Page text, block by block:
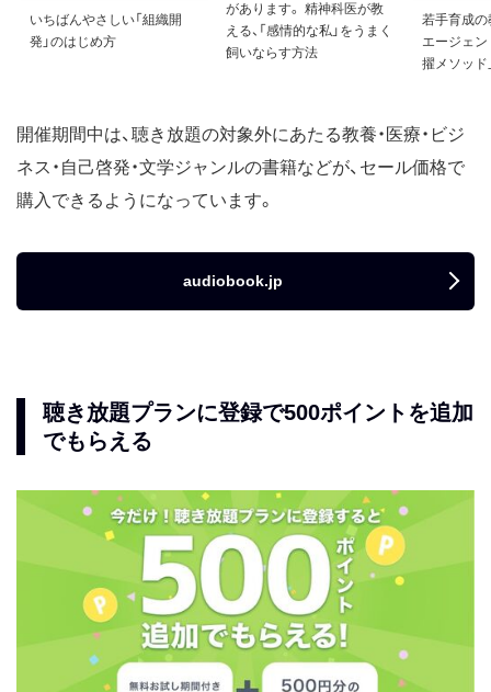
いちばんやさしい「組織開
発」のはじめ方
があります。 精神科医が教
える、「感情的な私」をうまく
飼いならす方法
若手育成
エージェン
擢メソッド
開催期間中は、聴き放題の対象外にあたる教養・医療・ビジ
ネス・自己啓発・文学ジャンルの書籍などが、セール価格で
購入できるようになっています。
audiobook.jp
聴き放題プランに登録で500ポイントを追加
でもらえる